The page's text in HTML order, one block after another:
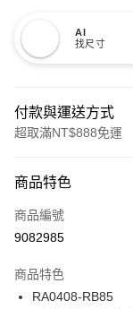
AI
找尺寸
付款與運送方式
超取滿NT$888免運
信用卡一次付款
信用卡分期付款
合作金庫商業銀行
華南商業銀行
商品特色
商品編號
9082985
商品特色
RA0408-RB85